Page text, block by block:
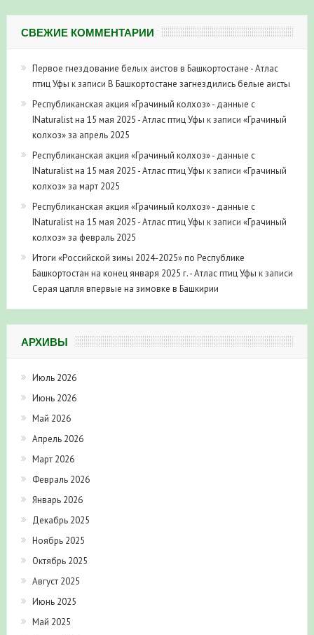
СВЕЖИЕ КОММЕНТАРИИ
Первое гнездование белых аистов в Башкортостане - Атлас
птиц Уфы к записи В Башкортостане загнездились белые аисты
Республиканская акция «Грачиный колхоз» - данные с
INaturalist на 15 мая 2025 - Атлас птиц Уфы к записи «Грачиный
колхоз» за апрель 2025
Республиканская акция «Грачиный колхоз» - данные с
INaturalist на 15 мая 2025 - Атлас птиц Уфы к записи «Грачиный
колхоз» за март 2025
Республиканская акция «Грачиный колхоз» - данные с
INaturalist на 15 мая 2025 - Атлас птиц Уфы к записи «Грачиный
колхоз» за февраль 2025
Итоги «Российской зимы 2024-2025» по Республике
Башкортостан на конец января 2025 г. - Атлас птиц Уфы к записи
Серая цапля впервые на зимовке в Башкирии
АРХИВЫ
Июль 2026
Июнь 2026
Май 2026
Апрель 2026
Март 2026
Февраль 2026
Январь 2026
Декабрь 2025
Ноябрь 2025
Октябрь 2025
Август 2025
Июнь 2025
Май 2025